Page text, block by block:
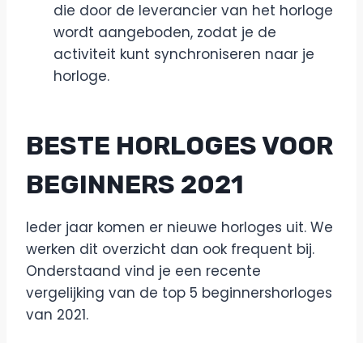
die door de leverancier van het horloge
wordt aangeboden, zodat je de
activiteit kunt synchroniseren naar je
horloge.
BESTE HORLOGES VOOR
BEGINNERS 2021
Ieder jaar komen er nieuwe horloges uit. We
werken dit overzicht dan ook frequent bij.
Onderstaand vind je een recente
vergelijking van de top 5 beginnershorloges
van 2021.